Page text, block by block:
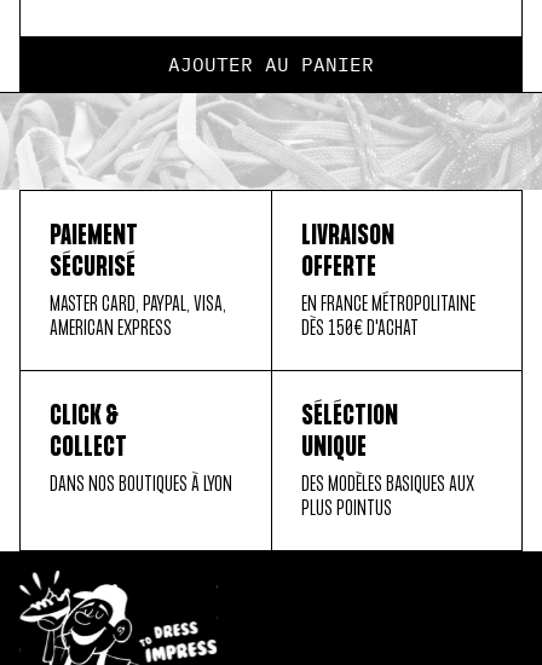
AJOUTER AU PANIER
PAIEMENT
SÉCURISÉ
MASTER CARD, PAYPAL, VISA,
AMERICAN EXPRESS
LIVRAISON
OFFERTE
EN FRANCE MÉTROPOLITAINE
DÈS 150€ D'ACHAT
CLICK &
COLLECT
DANS NOS BOUTIQUES À LYON
SÉLÉCTION
UNIQUE
DES MODÈLES BASIQUES AUX
PLUS POINTUS